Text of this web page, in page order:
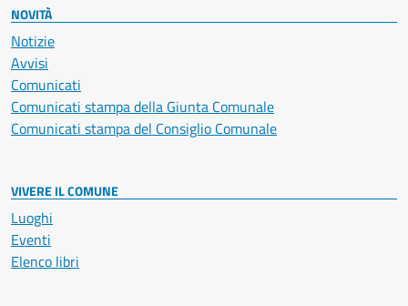
NOVITÀ
Notizie
Avvisi
Comunicati
Comunicati stampa della Giunta Comunale
Comunicati stampa del Consiglio Comunale
VIVERE IL COMUNE
Luoghi
Eventi
Elenco libri